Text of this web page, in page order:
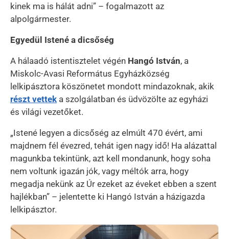
kinek ma is hálát adni” – fogalmazott az
alpolgármester.
Egyedül Istené a dicsőség
A hálaadó istentisztelet végén Hangó István, a
Miskolc-Avasi Református Egyházközség
lelkipásztora köszönetet mondott mindazoknak, akik
részt vettek a szolgálatban és üdvözölte az egyházi
és világi vezetőket.
„Istené legyen a dicsőség az elmúlt 470 évért, ami
majdnem fél évezred, tehát igen nagy idő! Ha alázattal
magunkba tekintünk, azt kell mondanunk, hogy soha
nem voltunk igazán jók, vagy méltók arra, hogy
megadja nekünk az Úr ezeket az éveket ebben a szent
hajlékban” – jelentette ki Hangó István a házigazda
lelkipásztor.
Kép